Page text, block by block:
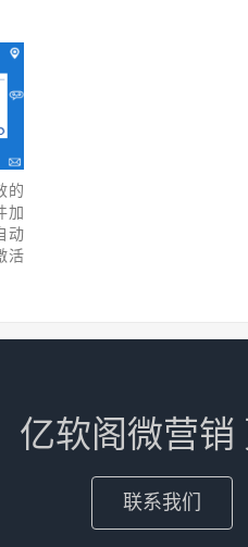
的
加
动
活
亿软阁微营销
联系我们